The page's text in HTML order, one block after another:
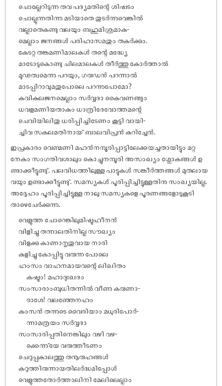
ചൊല്ലേറിടുന്ന തവ പദ്യമതിന്റെ ശി‌ഷടം
ചൊല്ലുന്നതിന്നു മടിയാതെ തുടർന്നുവെങ്കിൽ
വല്ലാതെകണ്ടു വലയും ബഹുമിശ്രമാകു-
മെല്ലാം ജനങ്ങൾ പരിഹാസമതും തകർക്കും.
കേടറ്റ തങ്കമണിമാലകൾ തന്റെ മദ്ധ്യേ
മാടോടുകൊണ്ടു ചിലമാലകൾ തീർത്തു കോർത്താൽ
മൂഢത്വമെന്നു പറയും, ഗരുഡൻ പറന്നാൽ
മാടപ്പിറാവുമതുപോലെ പറന്നുപോമോ?
കവികുലജനമെല്ലാം സർവ്വദാ കൈവണങ്ങും
ധവളമണിയതാകും ധാത്രിദേവോത്തമന്റെ
ചെവിയിലിതു ധരിപ്പിച്ചിടേണം കൂട്ടി വായി-
ച്ചിവ സകലമതിനായ് ബാലവിപ്രൻ കുറിച്ചേൻ.
ഇപ്രകാരം വെണ്മണി മഹൻനമ്പൂരിപ്പാട്ടിലേക്കയച്ചതായിട്ടും മറ്റ
നേകം സംഗതിവശാലും കൊച്ചുനമ്പൂരി അസംഖ്യം ശ്ലോകങ്ങൾ ഉ
ണ്ടാക്കീട്ടുണ്ടു്. പലവിധത്തിലുള്ള പാട്ടുകൾ സങ്കീർത്തങ്ങൾ മുതലായ
വയും ഉണ്ടാക്കീട്ടുണ്ടു്. സമസ്യകൾ പൂരിപ്പിച്ചിട്ടുള്ളതിനു സംഖ്യയില്ല.
അദ്ദേഹം പൂരിപ്പിച്ചിട്ടുള്ള നാലു സമസ്യകളെ പൂരണങ്ങളോടുകൂടി
താഴെചേർക്കുന്നു.
വെളുത്ത ചോറെങ്കിലുമിഷ്ടഹീനൻ
വിളിച്ചു തന്നാലതിനില്ല സൗഖ്യം
വിളക്കു കാണാനൃതുവായ നാരി
കുളിച്ചു കോപ്പിട്ടു വരുന്ന പോലെ
ഹംസം വാഹനമായവന്റെ ലിഖിതം
കഷ്ടം! മഹാദുഃഖദം
സംസാരാംബുധിതന്നിൽ വീണു കരുണാ-
രാശേ! വലഞ്ഞേനഹം
കംസൻ തന്നുടെ വൈരിയാം മധുരിപോർ-
ന്നാമത്രയം സർവ്വദാ
സംസാരിപ്പതിനെങ്കിലും വഴി വഴ-
ക്കെന്നു്യേ വരുത്തീടണം
ചെറുപ്പകാലത്തു തനൂരുഹങ്ങൾ
കറുത്തിരുന്നായതിലർദ്ധമിപ്പോൾ
വെളുത്തതോർത്താലിനി മേലിലെല്ലാം